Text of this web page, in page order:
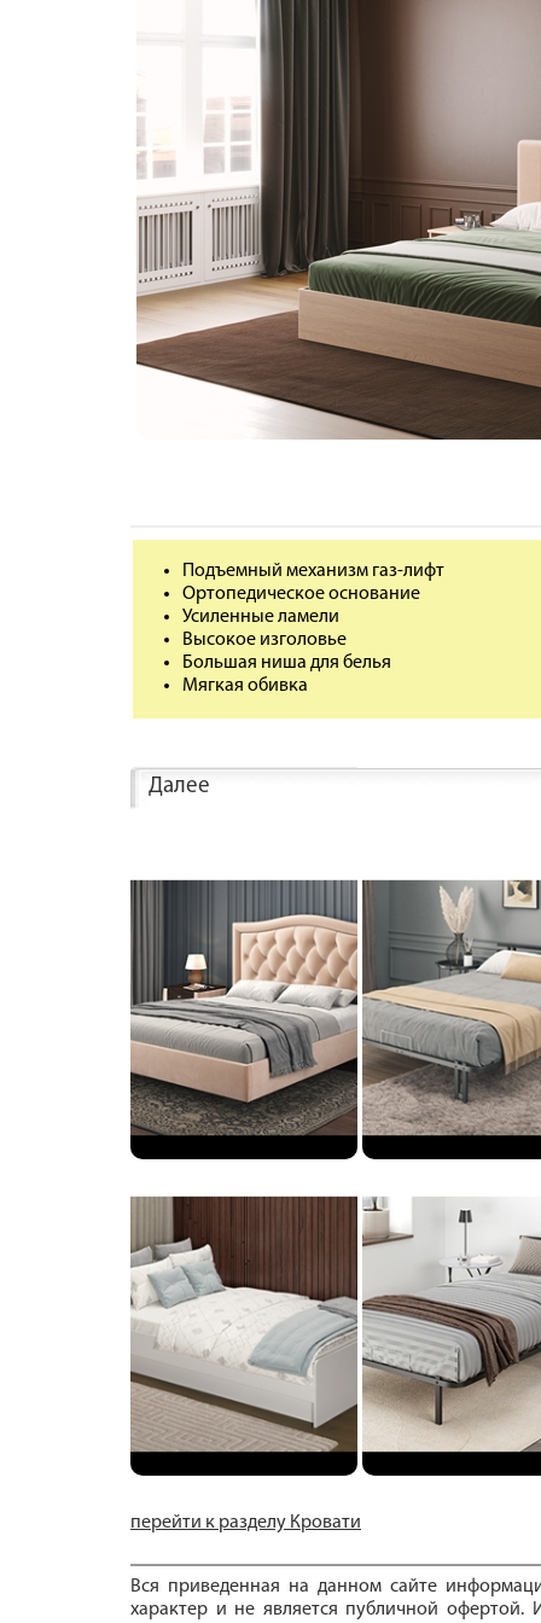
Подъемный механизм газ-лифт
Ортопедическое основание
Усиленные ламели
Высокое изголовье
Большая ниша для белья
Мягкая обивка
Далее
перейти к разделу Кровати
Вся приведенная на данном сайте
характер и не является публичной офертой.